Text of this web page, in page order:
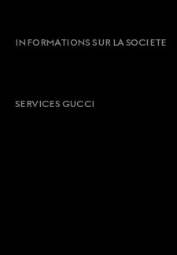
INFORMATIONS SUR LA SOCIETE
SERVICES GUCCI